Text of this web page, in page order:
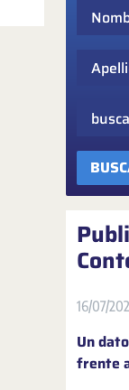
16/07/
Un
frente